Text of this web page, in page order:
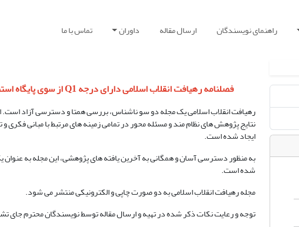
راهنمای نویسندگان ارسال مقاله داوران تماس با ما
فصلنامه رهیافت انقلاب اسلامی دارای درجه Q1 از سوی پایگاه استنادی علوم جهان اسلام است
رهیافت انقلاب اسلامی یک مجله دو سو ناشناس، بررسی همتا و دسترسی آزاد است.
نتایج پژوهش های نظام مند و مسئله محور در تمامی زمینه های مرتبط با مبانی فکری و
ایجاد شده است.
به منظور دسترسی آسان و همگانی به آخرین یافته های پژوهشی، این مجله به عنوان
شده است.
مجله رهیافت انقلاب اسلامی به دو صورت چاپی و الکترونیکی منتشر می شود.
توجه و رعایت نکات ذکر شده در تهیه و ارسال مقاله توسط نویسندگان محترم جای